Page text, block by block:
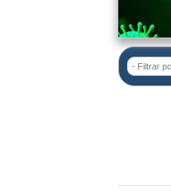
- Filtrar